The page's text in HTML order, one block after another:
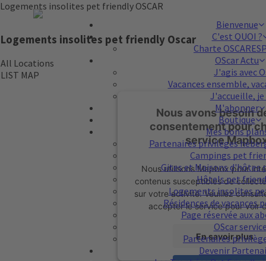
Bienvenue
C'est QUOI ?
Charte
OScar Actu
J'agis avec
Vacances ensemble,
J'accueille,
M'abonner
Boutique
Mes bons
Partenaires privilèges
Campings pet
Gites et Maisons d'hôtes
Hôtels pet
Logements insolites
Résidences de vacances
Page réservée aux
OScar
Partenaires
Devenir
Logements insolites pet friendly OSCAR
Logements insolites pet friendly Oscar
All Locations
LIST MAP
Nous avons besoin
consentement pour
service
Nous utilisons Mapbox pour
contenus susceptibles de
sur votre activité. Veuillez
accepter le service pour voir
En savoir plus